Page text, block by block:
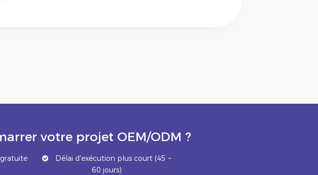
votre projet OEM/ODM ?
Délai d'exécution plus court (45 ~
60 jours)